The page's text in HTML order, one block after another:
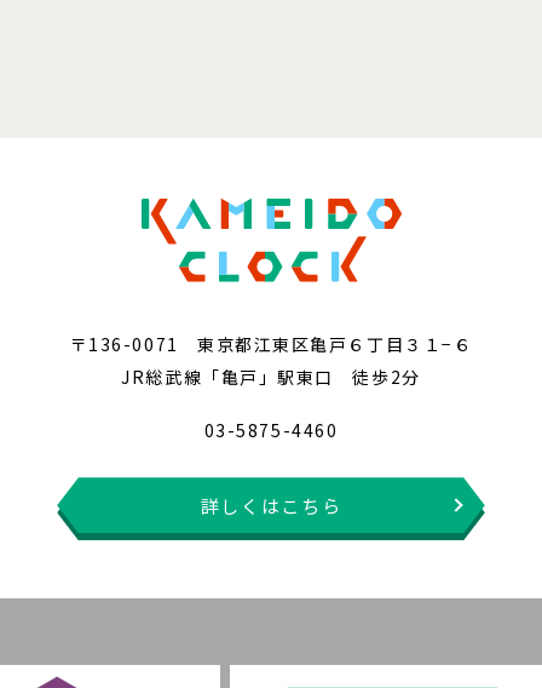
〒136-0071 東京都江東区亀戸６丁目３１−６
JR総武線「亀戸」駅東口 徒歩2分
03-5875-4460
詳しくはこちら